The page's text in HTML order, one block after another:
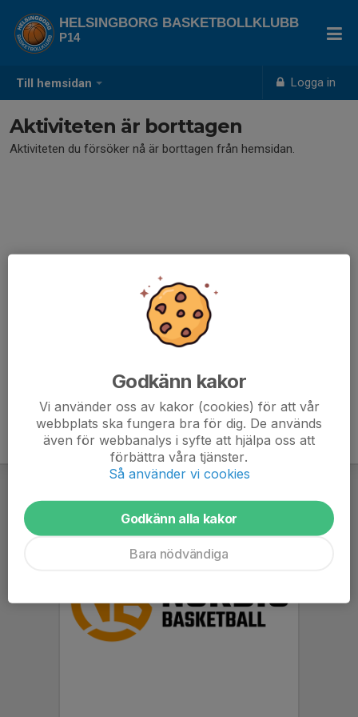
Till hemsidan Logga in
HELSINGBORG BASKETBOLLKLUBB
P14
Aktiviteten är borttagen
Aktiviteten du försöker nå är borttagen från hemsidan.
Godkänn kakor
Vi använder oss av kakor (cookies) för att vår
webbplats ska fungera bra för dig. De används
även för webbanalys i syfte att hjälpa oss att
förbättra våra tjänster.
Så använder vi cookies
Godkänn alla kakor
Bara nödvändiga